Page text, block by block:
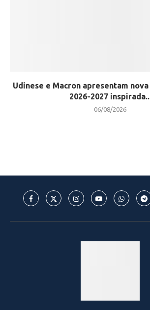
Udinese e Macron apresentam
2026-2027
06/08/2026